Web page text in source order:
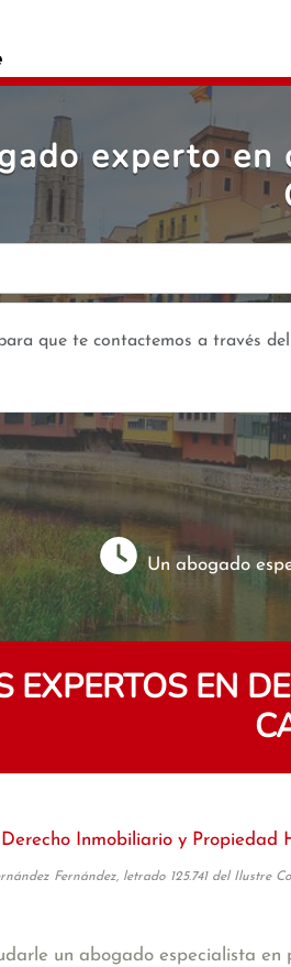
experto
Un abogado
EXPERTOS EN
Derecho Inmobiliario y Propiedad
Fernández, letrado 125.741 del Ilustre
un abogado especialista en